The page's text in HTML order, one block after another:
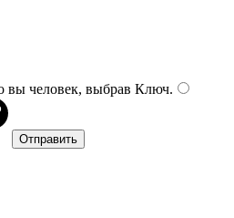
вы человек, выбрав Ключ.